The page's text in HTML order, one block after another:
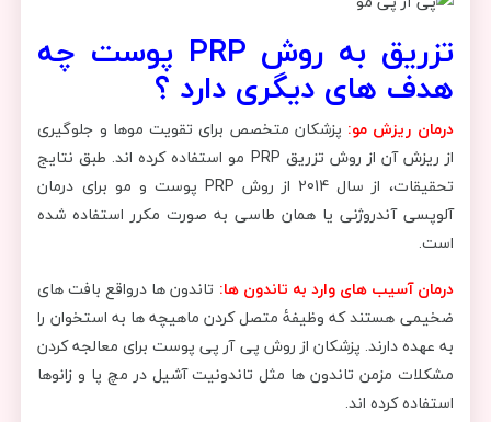
تزریق به روش PRP پوست چه
هدف های دیگری دارد ؟
درمان ریزش مو: پزشکان متخصص برای تقویت موها و جلوگیری
از ریزش آن از روش تزریق PRP مو استفاده کرده اند. طبق نتایج
تحقیقات، از سال 2014 از روش PRP پوست و مو برای درمان
آلوپسی آندروژنی یا همان طاسی به صورت مکرر استفاده شده
است.
درمان آسیب های وارد به تاندون ها: تاندون ها درواقع بافت های
ضخیمی هستند که وظیفۀ متصل کردن ماهیچه ها به استخوان را
به عهده دارند. پزشکان از روش پی آر پی پوست برای معالجه کردن
مشکلات مزمن تاندون ها مثل تاندونیت آشیل در مچ پا و زانوها
استفاده کرده اند.